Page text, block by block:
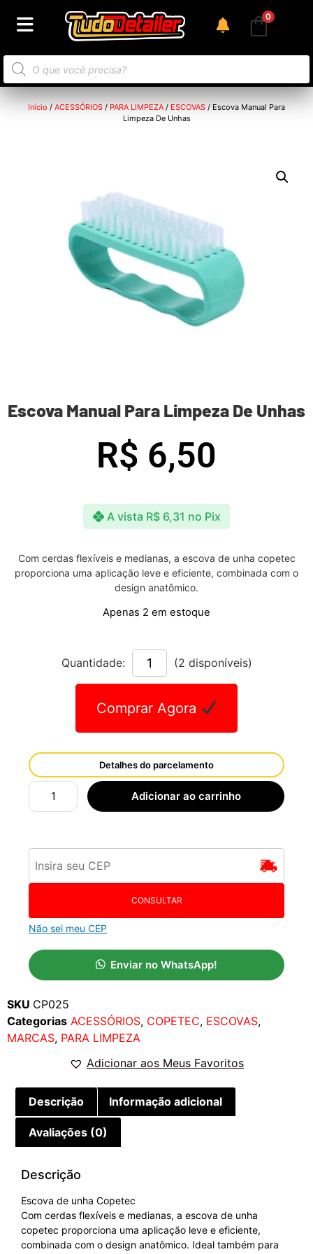
0
Início / ACESSÓRIOS / PARA LIMPEZA / ESCOVAS / Escova Manual Para
Limpeza De Unhas
Escova Manual Para Limpeza De Unhas
R$ 6,50
A vista R$6,31 no Pix
Com cerdas flexíveis e medianas, a escova de unha copetec
proporciona uma aplicação leve e eficiente, combinada com o
design anatômico.
Apenas 2 em estoque
Quantidade: (2 disponíveis)
Comprar Agora
Detalhes do parcelamento
Adicionar ao carrinho
CONSULTAR
Não sei meu CEP
Enviar no WhatsApp!
SKU CP025
Categorias ACESSÓRIOS, COPETEC, ESCOVAS,
MARCAS, PARA LIMPEZA
Adicionar aos Meus Favoritos
Descrição Informação adicional
Avaliações (0)
Descrição
Escova de unha Copetec
Com cerdas flexíveis e medianas, a escova de unha
copetec proporciona uma aplicação leve e eficiente,
combinada com o design anatômico. Ideal também para